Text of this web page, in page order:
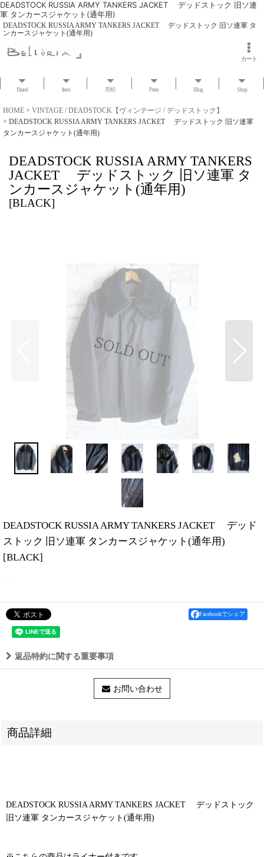
DEADSTOCK RUSSIA ARMY TANKERS JACKET デッドストック 旧ソ連
軍 タンカースジャケット(通年用)
DEADSTOCK RUSSIA ARMY TANKERS JACKET デッドストック 旧ソ連軍 タ
ンカースジャケット(通年用)
カート
Brand Item 市松 Press Blog Shop
HOME > VINTAGE / DEADSTOCK【ヴィンテージ / デッドストック】
> DEADSTOCK RUSSIA ARMY TANKERS JACKET デッドストック 旧ソ連軍
タンカースジャケット(通年用)
DEADSTOCK RUSSIA ARMY TANKERS
JACKET デッドストック 旧ソ連軍 タ
ンカースジャケット(通年用)
[BLACK]
DEADSTOCK RUSSIA ARMY TANKERS JACKET デッド
ストック 旧ソ連軍 タンカースジャケット(通年用)
[BLACK]
Facebookでシェア
返品特約に関する重要事項
お問い合わせ
商品詳細
DEADSTOCK RUSSIA ARMY TANKERS JACKET デッドストック
旧ソ連軍 タンカースジャケット(通年用)